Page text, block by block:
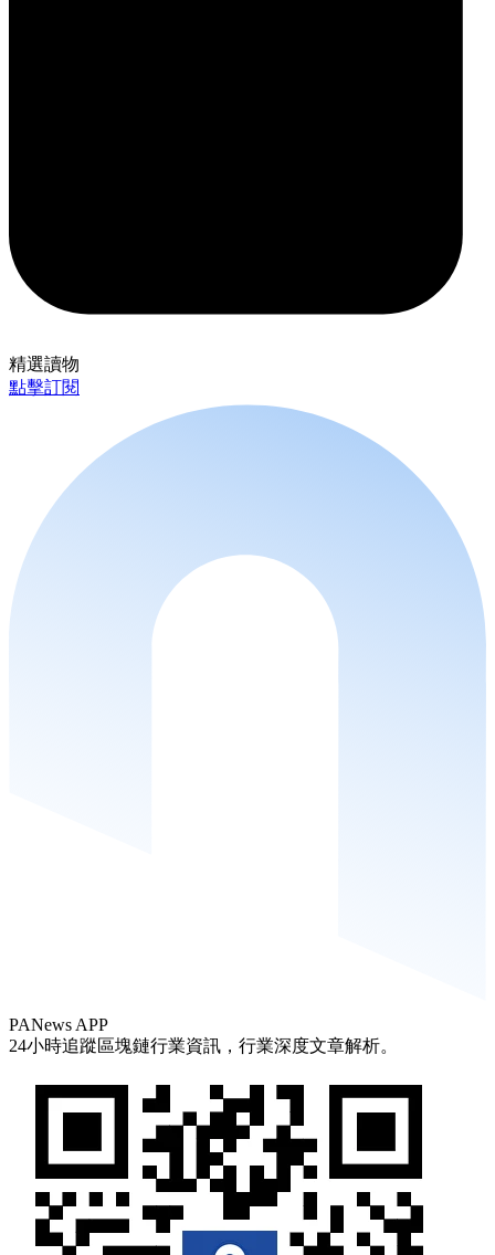
精選讀物
點擊訂閱
PANews APP
24小時追蹤區塊鏈行業資訊，行業深度文章解析。